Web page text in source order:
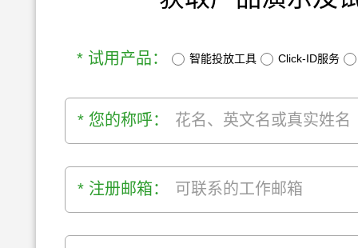
* 试用产品： 智能投放工具 Click-ID服务
* 您的称呼：
* 注册邮箱：